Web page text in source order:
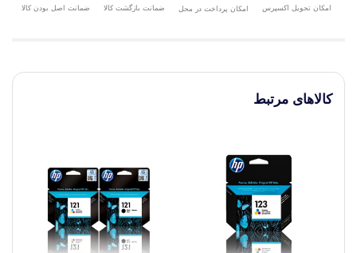
امکان تحویل اکسپرس امکان پرداخت در محل ضمانت بازگشت کالا ضمانت اصل بودن کالا
کالاهای مرتبط